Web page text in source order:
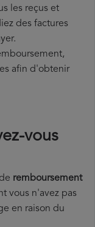
les reçus et
des factures
afin d'obtenir
vous
remboursement
vous n'avez pas
en raison du